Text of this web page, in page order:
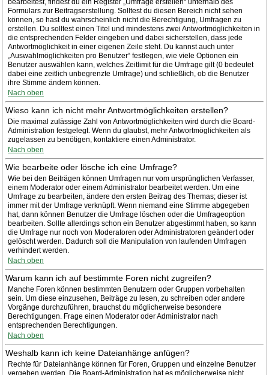
bearbeitest, findest du ein Register „Umfrage erstellen“ unterhalb des
Formulars zur Beitragserstellung. Solltest du diesen Bereich nicht sehen
können, so hast du wahrscheinlich nicht die Berechtigung, Umfragen zu
erstellen. Du solltest einen Titel und mindestens zwei Antwortmöglichkeiten in
die entsprechenden Felder eingeben und dabei sicherstellen, dass jede
Antwortmöglichkeit in einer eigenen Zeile steht. Du kannst auch unter
„Auswahlmöglichkeiten pro Benutzer“ festlegen, wie viele Optionen ein
Benutzer auswählen kann, welches Zeitlimit für die Umfrage gilt (0 bedeutet
dabei eine zeitlich unbegrenzte Umfrage) und schließlich, ob die Benutzer
ihre Stimme ändern können.
Nach oben
Wieso kann ich nicht mehr Antwortmöglichkeiten erstellen?
Die maximal zulässige Zahl von Antwortmöglichkeiten wird durch die Board-
Administration festgelegt. Wenn du glaubst, mehr Antwortmöglichkeiten als
zugelassen zu benötigen, kontaktiere einen Administrator.
Nach oben
Wie bearbeite oder lösche ich eine Umfrage?
Wie bei den Beiträgen können Umfragen nur vom ursprünglichen Verfasser,
einem Moderator oder einem Administrator bearbeitet werden. Um eine
Umfrage zu bearbeiten, ändere den ersten Beitrag des Themas; dieser ist
immer mit der Umfrage verknüpft. Wenn niemand eine Stimme abgegeben
hat, dann können Benutzer die Umfrage löschen oder die Umfrageoption
bearbeiten. Sollte allerdings schon ein Benutzer abgestimmt haben, so kann
die Umfrage nur noch von Moderatoren oder Administratoren geändert oder
gelöscht werden. Dadurch soll die Manipulation von laufenden Umfragen
verhindert werden.
Nach oben
Warum kann ich auf bestimmte Foren nicht zugreifen?
Manche Foren können bestimmten Benutzern oder Gruppen vorbehalten
sein. Um diese einzusehen, Beiträge zu lesen, zu schreiben oder andere
Vorgänge durchzuführen, brauchst du möglicherweise besondere
Berechtigungen. Frage einen Moderator oder Administrator nach
entsprechenden Berechtigungen.
Nach oben
Weshalb kann ich keine Dateianhänge anfügen?
Rechte für Dateianhänge können für Foren, Gruppen und einzelne Benutzer
vergeben werden. Die Board-Administration hat es möglicherweise nicht